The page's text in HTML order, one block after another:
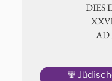
DIES
🕎